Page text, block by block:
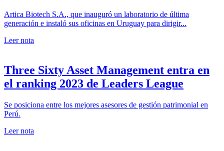
Artica Biotech S.A., que inauguró un laboratorio de última
generación e instaló sus oficinas en Uruguay para dirigir...
Leer nota
Three Sixty Asset Management entra en
el ranking 2023 de Leaders League
Se posiciona entre los mejores asesores de gestión patrimonial en
Perú.
Leer nota